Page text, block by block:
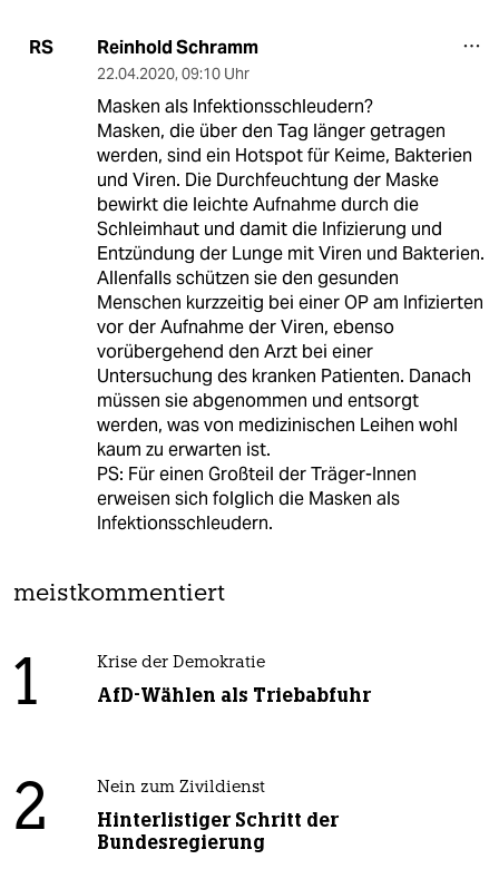
RS Reinhold Schramm
22.04.2020, 09:10 Uhr
Masken als Infektionsschleudern?
Masken, die über den Tag länger getragen
werden, sind ein Hotspot für Keime, Bakterien
und Viren. Die Durchfeuchtung der Maske
bewirkt die leichte Aufnahme durch die
Schleimhaut und damit die Infizierung und
Entzündung der Lunge mit Viren und Bakterien.
Allenfalls schützen sie den gesunden
Menschen kurzzeitig bei einer OP am Infizierten
vor der Aufnahme der Viren, ebenso
vorübergehend den Arzt bei einer
Untersuchung des kranken Patienten. Danach
müssen sie abgenommen und entsorgt
werden, was von medizinischen Leihen wohl
kaum zu erwarten ist.
PS: Für einen Großteil der Träger-Innen
erweisen sich folglich die Masken als
Infektionsschleudern.
meistkommentiert
1 Krise der Demokratie
AfD-Wählen als Triebabfuhr
2 Nein zum Zivildienst
Hinterlistiger Schritt der
Bundesregierung